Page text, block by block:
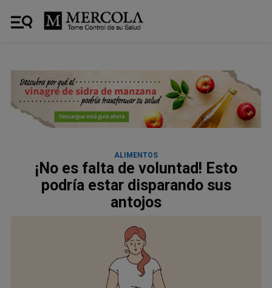
ALIMENTOS
¡No es falta de voluntad! Esto
podría estar disparando sus
antojos